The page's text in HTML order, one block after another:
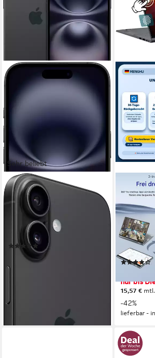
Sehr beliebt
APPLE
iPhone 16 Smartphone
15,54 cm/6,12 Zoll
Speicherkapazität
Kamera
Produktdatenblatt
(418)
868,99 € UVP
25,23 € mtl. in 48 Raten
MENGHU
2-in-1
16GB
16 Zoll
16 GB
512 GB
nur bis
15,57 €
-42%
lieferbar -